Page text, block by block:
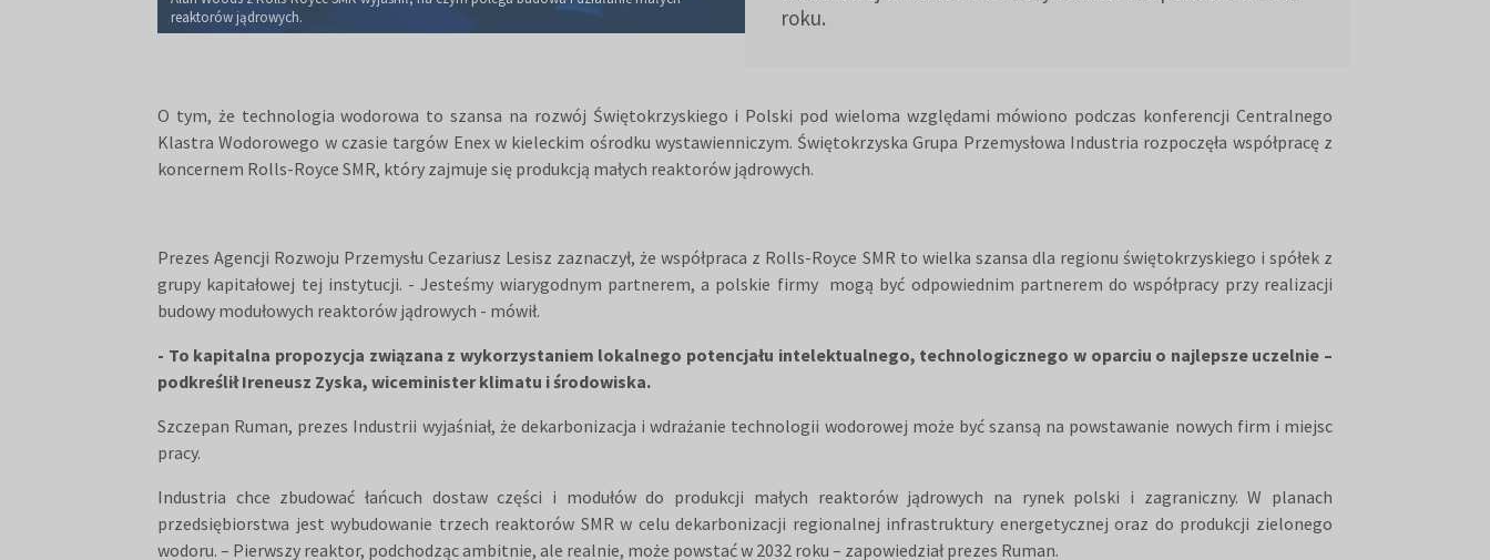
reaktorów jądrowych.
roku.
O tym, że technologia wodorowa to szansa na rozwój Świętokrzyskiego i Polski pod wieloma względami mówiono podczas konferencji Centralnego
Klastra Wodorowego w czasie targów Enex w kieleckim ośrodku wystawienniczym. Świętokrzyska Grupa Przemysłowa Industria rozpoczęła współpracę z
koncernem Rolls-Royce SMR, który zajmuje się produkcją małych reaktorów jądrowych.
Prezes Agencji Rozwoju Przemysłu Cezariusz Lesisz zaznaczył, że współpraca z Rolls-Royce SMR to wielka szansa dla regionu świętokrzyskiego i spółek z
grupy kapitałowej tej instytucji. - Jesteśmy wiarygodnym partnerem, a polskie firmy mogą być odpowiednim partnerem do współpracy przy realizacji
budowy modułowych reaktorów jądrowych - mówił.
- To kapitalna propozycja związana z wykorzystaniem lokalnego potencjału intelektualnego, technologicznego w oparciu o najlepsze uczelnie –
podkreślił Ireneusz Zyska, wiceminister klimatu i środowiska.
Szczepan Ruman, prezes Industrii wyjaśniał, że dekarbonizacja i wdrażanie technologii wodorowej może być szansą na powstawanie nowych firm i miejsc
pracy.
Industria chce zbudować łańcuch dostaw części i modułów do produkcji małych reaktorów jądrowych na rynek polski i zagraniczny. W planach
przedsiębiorstwa jest wybudowanie trzech reaktorów SMR w celu dekarbonizacji regionalnej infrastruktury energetycznej oraz do produkcji zielonego
wodoru. – Pierwszy reaktor, podchodząc ambitnie, ale realnie, może powstać w 2032 roku – zapowiedział prezes Ruman.